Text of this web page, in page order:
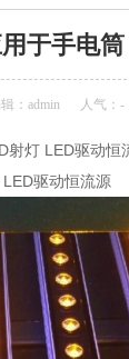
于手电
：admin 人气： -
射灯 LED驱动恒
驱动恒流源